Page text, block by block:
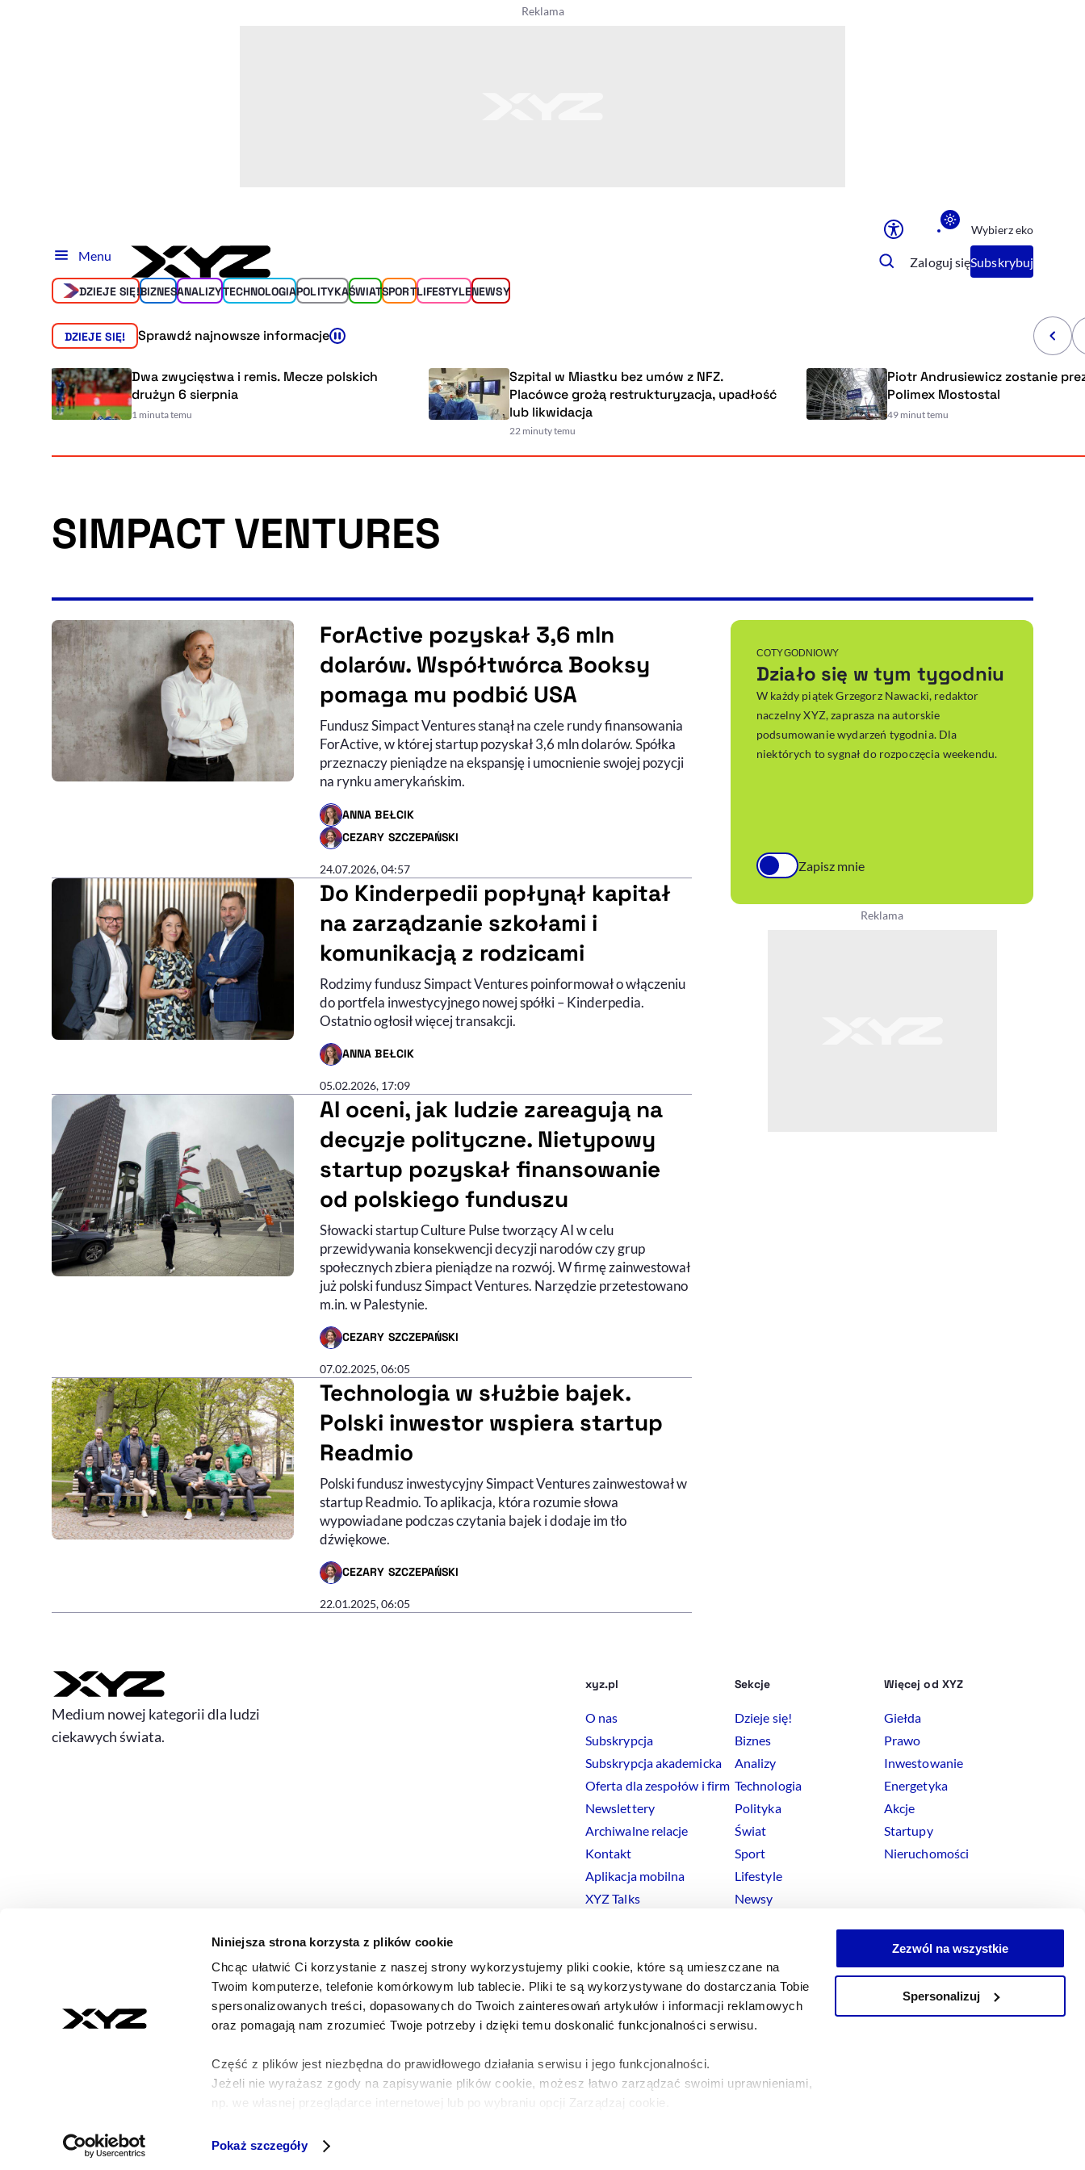
Niniejsza strona korzysta z plików cookie
Chcąc ułatwić Ci korzystanie z naszej strony wykorzystujemy pliki cookie, które są umieszczane na
Twoim komputerze, telefonie komórkowym lub tablecie. Pliki te są wykorzystywane do dostarczania Tobie
spersonalizowanych treści, dopasowanych do Twoich zainteresowań artykułów i informacji reklamowych
oraz pomagają nam zrozumieć Twoje potrzeby i dzięki temu doskonalić funkcjonalności serwisu.
Część z plików jest niezbędna do prawidłowego działania serwisu i jego funkcjonalności.
Jeżeli nie wyrażasz zgody na zapisywanie plików cookie, możesz łatwo zarządzać swoimi uprawnieniami,
np. we własnej przeglądarce internetowej lub po wybraniu opcji Zarządzaj cookie.
Szczegółowe informacje na ten temat znajdziesz w naszej
Pokaż szczegóły
Zezwól na wszystkie
Spersonalizuj
Sprawdź, jak i dlaczego zwiększamy dostępność, otwiera się w nowym
Deklaracja dostępności
, otwiera się w
Wybierz eko
Menu Zaloguj sięSubskrybuj
DZIEJE SIĘ!BIZNESANALIZYTECHNOLOGIAPOLITYKAŚWIATSPORTLIFESTYLENEWSY
DZIEJE SIĘ! Sprawdź najnowsze informacje
Dwa zwycięstwa i remis. Mecze polskich
drużyn 6 sierpnia
1 minuta temu
Szpital w Miastku bez umów z NFZ.
Placówce grożą restrukturyzacja, upadłość
lub likwidacja
22 minuty temu
Piotr Andrusiewicz zostanie
Polimex Mostostal
49 minut temu
SIMPACT VENTURES
ForActive pozyskał 3,6 mln
dolarów. Współtwórca Booksy
pomaga mu podbić USA
Fundusz Simpact Ventures stanął na czele rundy finansowania
ForActive, w której startup pozyskał 3,6 mln dolarów. Spółka
przeznaczy pieniądze na ekspansję i umocnienie swojej pozycji
na rynku amerykańskim.
ANNA BEŁCIK
- AUTOR ARTYKUŁU - PROFIL
CEZARY SZCZEPAŃSKI
- AUTOR ARTYKUŁU - PROFIL
24.07.2026, 04:57
Do Kinderpedii popłynął kapitał
na zarządzanie szkołami i
komunikacją z rodzicami
Rodzimy fundusz Simpact Ventures poinformował o włączeniu
do portfela inwestycyjnego nowej spółki – Kinderpedia.
Ostatnio ogłosił więcej transakcji.
ANNA BEŁCIK
- AUTOR ARTYKUŁU - PROFIL
05.02.2026, 17:09
AI oceni, jak ludzie zareagują na
decyzje polityczne. Nietypowy
startup pozyskał finansowanie
od polskiego funduszu
Słowacki startup Culture Pulse tworzący AI w celu
przewidywania konsekwencji decyzji narodów czy grup
społecznych zbiera pieniądze na rozwój. W firmę zainwestował
już polski fundusz Simpact Ventures. Narzędzie przetestowano
m.in. w Palestynie.
CEZARY SZCZEPAŃSKI
- AUTOR ARTYKUŁU - PROFIL
07.02.2025, 06:05
Technologia w służbie bajek.
Polski inwestor wspiera startup
Readmio
Polski fundusz inwestycyjny Simpact Ventures zainwestował w
startup Readmio. To aplikacja, która rozumie słowa
wypowiadane podczas czytania bajek i dodaje im tło
dźwiękowe.
CEZARY SZCZEPAŃSKI
- AUTOR ARTYKUŁU - PROFIL
22.01.2025, 06:05
Medium nowej kategorii dla ludzi
ciekawych świata.
xyz.pl
O nas
Subskrypcja
Subskrypcja akademicka
Oferta dla zespołów i firm
Newslettery
Archiwalne relacje
Kontakt
Aplikacja mobilna
XYZ Talks
Sekcje
Dzieje się!
Biznes
Analizy
Technologia
Polityka
Świat
Sport
Lifestyle
Newsy
Więcej od XYZ
Giełda
Prawo
Inwestowanie
Energetyka
Akcje
Startupy
Nieruchomości
© 2026 XYZ. Wszystkie prawa zastrzeżone
All rights reserved
ISSN 3071-8147
Polityka prywatnościPolitykaCookiesRegulaminUstawieniaCookies
x LinkedinFacebookInstagramYoutube